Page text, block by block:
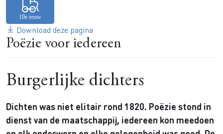
Download deze pagina
Poëzie voor iedereen
Burgerlijke dichters
Dichten was niet elitair rond 1820. Poëzie stond in
dienst van de maatschappij, iedereen kon meedoen